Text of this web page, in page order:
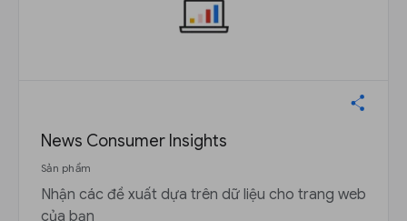
News Consumer Insights
Sản phẩm
Nhận các đề xuất dựa trên dữ liệu cho trang web
của bạn